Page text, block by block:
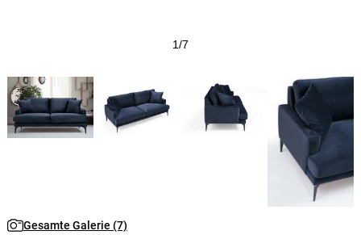
1/7
Gesamte Galerie (7)